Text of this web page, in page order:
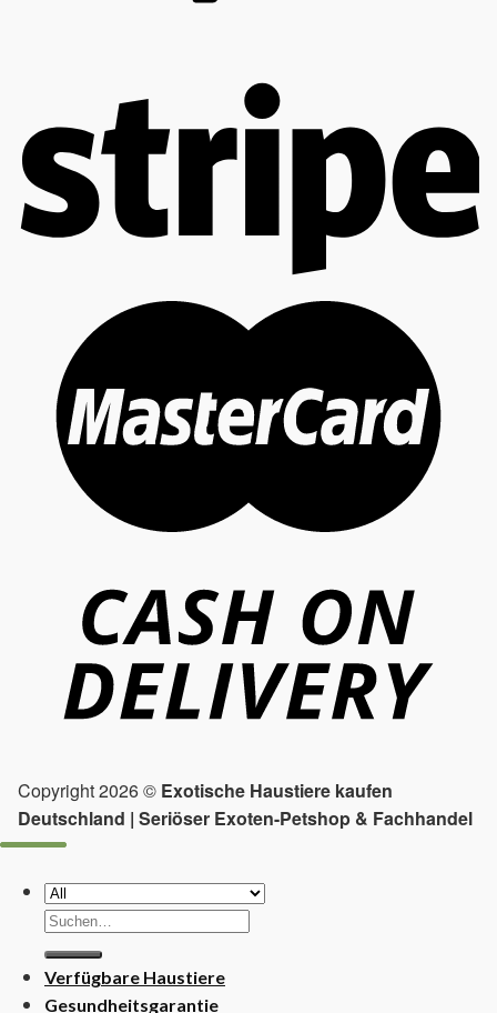
Copyright 2026 © Exotische Haustiere kaufen
Deutschland | Seriöser Exoten-Petshop & Fachhandel
Suchen
nach:
Verfügbare Haustiere
Gesundheitsgarantie